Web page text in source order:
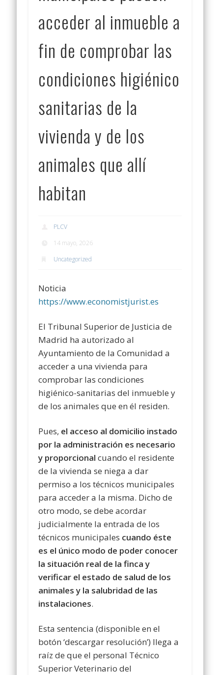
acceder al inmueble a
fin de comprobar las
condiciones higiénico
sanitarias de la
vivienda y de los
animales que allí
habitan
PLCV
14 mayo, 2026
Uncategorized
Noticia
https://www.economistjurist.es
El Tribunal Superior de Justicia de
Madrid ha autorizado al
Ayuntamiento de la Comunidad a
acceder a una vivienda para
comprobar las condiciones
higiénico-sanitarias del inmueble y
de los animales que en él residen.
Pues, el acceso al domicilio instado
por la administración es necesario
y proporcional cuando el residente
de la vivienda se niega a dar
permiso a los técnicos municipales
para acceder a la misma. Dicho de
otro modo, se debe acordar
judicialmente la entrada de los
técnicos municipales cuando éste
es el único modo de poder conocer
la situación real de la finca y
verificar el estado de salud de los
animales y la salubridad de las
instalaciones.
Esta sentencia (disponible en el
botón ‘descargar resolución’) llega a
raíz de que el personal Técnico
Superior Veterinario del